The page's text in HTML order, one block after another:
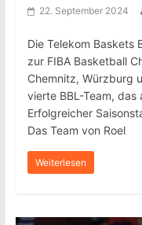
22. September 2024
Die Telekom Baskets
zur FIBA Basketball
Chemnitz, Würzburg
vierte BBL-Team,
Erfolgreicher
Das Team von Roel
Weiterlesen